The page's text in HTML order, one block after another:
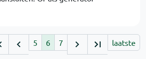
5 6 7 laatste